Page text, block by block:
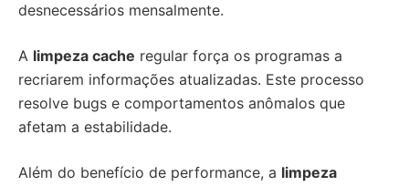
desnecessários mensalmente.
A limpeza cache regular força os programas a
recriarem informações atualizadas. Este processo
resolve bugs e comportamentos anômalos que
afetam a estabilidade.
Além do benefício de performance, a limpeza